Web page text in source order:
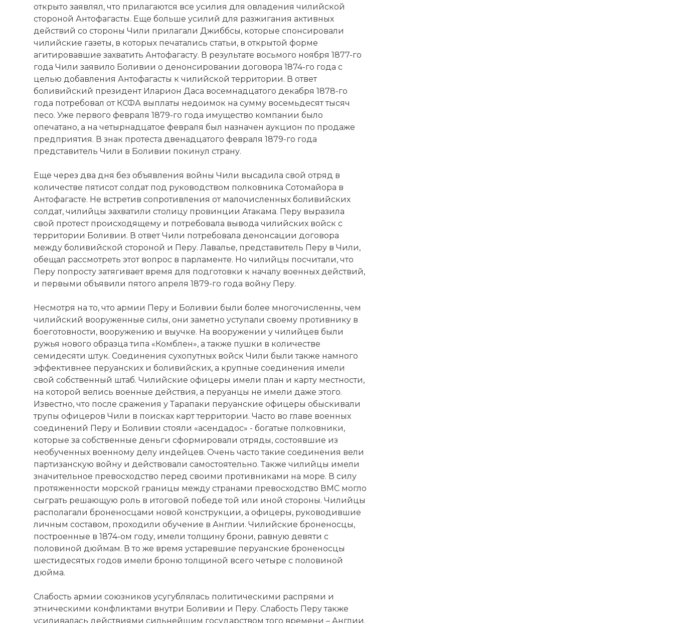
открыто заявлял, что прилагаются все усилия для овладения чилийской
стороной Антофагасты. Еще больше усилий для разжигания активных
действий со стороны Чили прилагали Джиббсы, которые спонсировали
чилийские газеты, в которых печатались статьи, в открытой форме
агитировавшие захватить Антофагасту. В результате восьмого ноября 1877-го
года Чили заявило Боливии о денонсировании договора 1874-го года с
целью добавления Антофагасты к чилийской территории. В ответ
боливийский президент Иларион Даса восемнадцатого декабря 1878-го
года потребовал от КСФА выплаты недоимок на сумму восемьдесят тысяч
песо. Уже первого февраля 1879-го года имущество компании было
опечатано, а на четырнадцатое февраля был назначен аукцион по продаже
предприятия. В знак протеста двенадцатого февраля 1879-го года
представитель Чили в Боливии покинул страну.
Еще через два дня без объявления войны Чили высадила свой отряд в
количестве пятисот солдат под руководством полковника Сотомайора в
Антофагасте. Не встретив сопротивления от малочисленных боливийских
солдат, чилийцы захватили столицу провинции Атакама. Перу выразила
свой протест происходящему и потребовала вывода чилийских войск с
территории Боливии. В ответ Чили потребовала денонсации договора
между боливийской стороной и Перу. Лавалье, представитель Перу в Чили,
обещал рассмотреть этот вопрос в парламенте. Но чилийцы посчитали, что
Перу попросту затягивает время для подготовки к началу военных действий,
и первыми объявили пятого апреля 1879-го года войну Перу.
Несмотря на то, что армии Перу и Боливии были более многочисленны, чем
чилийский вооруженные силы, они заметно уступали своему противнику в
боеготовности, вооружению и выучке. На вооружении у чилийцев были
ружья нового образца типа «Комблен», а также пушки в количестве
семидесяти штук. Соединения сухопутных войск Чили были также намного
эффективнее перуанских и боливийских, а крупные соединения имели
свой собственный штаб. Чилийские офицеры имели план и карту местности,
на которой велись военные действия, а перуанцы не имели даже этого.
Известно, что после сражения у Тарапаки перуанские офицеры обыскивали
трупы офицеров Чили в поисках карт территории. Часто во главе военных
соединений Перу и Боливии стояли «асендадос» - богатые полковники,
которые за собственные деньги сформировали отряды, состоявшие из
необученных военному делу индейцев. Очень часто такие соединения вели
партизанскую войну и действовали самостоятельно. Также чилийцы имели
значительное превосходство перед своими противниками на море. В силу
протяженности морской границы между странами превосходство ВМС могло
сыграть решающую роль в итоговой победе той или иной стороны. Чилийцы
располагали броненосцами новой конструкции, а офицеры, руководившие
личным составом, проходили обучение в Англии. Чилийские броненосцы,
построенные в 1874-ом году, имели толщину брони, равную девяти с
половиной дюймам. В то же время устаревшие перуанские броненосцы
шестидесятых годов имели броню толщиной всего четыре с половиной
дюйма.
Слабость армии союзников усугублялась политическими распрями и
этническими конфликтами внутри Боливии и Перу. Слабость Перу также
усиливалась действиями сильнейшим государством того времени – Англии.
The War of the Pacific: Every Week
Имя:
Комментарий:
Проверочный код:
Вернуться в статью:Вторая тихоокеанская война